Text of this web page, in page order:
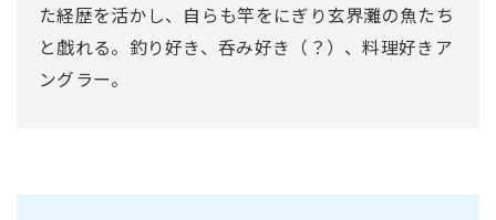
た経歴を活かし、自らも竿をにぎり玄界灘の魚たち
と戯れる。釣り好き、呑み好き（？）、料理好きア
ングラー。